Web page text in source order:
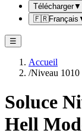
Télécharger▼
🇫🇷Français
☰
Accueil
/Niveau 1010
Soluce
Hell